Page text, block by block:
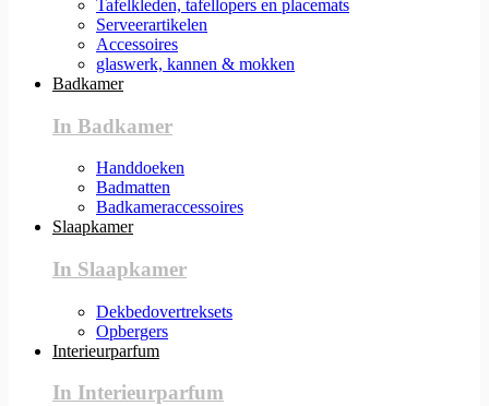
Tafelkleden, tafellopers en placemats
Serveerartikelen
Accessoires
glaswerk, kannen & mokken
Badkamer
In Badkamer
Handdoeken
Badmatten
Badkameraccessoires
Slaapkamer
In Slaapkamer
Dekbedovertreksets
Opbergers
Interieurparfum
In Interieurparfum